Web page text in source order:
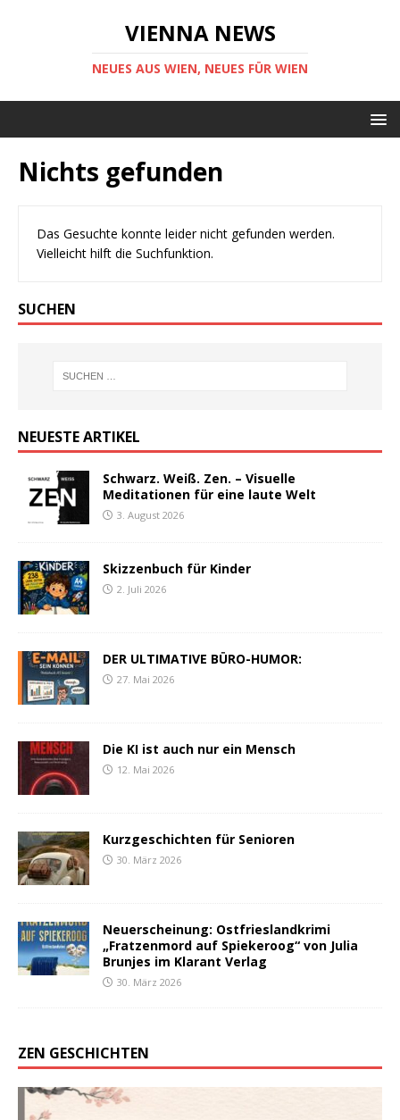
VIENNA NEWS
NEUES AUS WIEN, NEUES FÜR WIEN
Nichts gefunden
Das Gesuchte konnte leider nicht gefunden werden.
Vielleicht hilft die Suchfunktion.
SUCHEN
NEUESTE ARTIKEL
Schwarz. Weiß. Zen. – Visuelle
Meditationen für eine laute Welt
3. August 2026
Skizzenbuch für Kinder
2. Juli 2026
DER ULTIMATIVE BÜRO-HUMOR:
27. Mai 2026
Die KI ist auch nur ein Mensch
12. Mai 2026
Kurzgeschichten für Senioren
30. März 2026
Neuerscheinung: Ostfrieslandkrimi
„Fratzenmord auf Spiekeroog“ von Julia
Brunjes im Klarant Verlag
30. März 2026
ZEN GESCHICHTEN